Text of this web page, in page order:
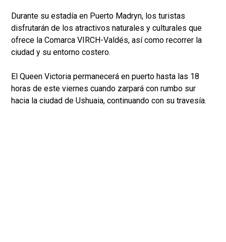
Durante su estadía en Puerto Madryn, los turistas
disfrutarán de los atractivos naturales y culturales que
ofrece la Comarca VIRCH-Valdés, así como recorrer la
ciudad y su entorno costero.
El Queen Victoria permanecerá en puerto hasta las 18
horas de este viernes cuando zarpará con rumbo sur
hacia la ciudad de Ushuaia, continuando con su travesía.